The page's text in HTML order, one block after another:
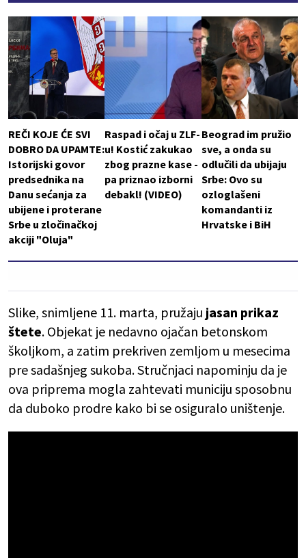
REČI KOJE ĆE SVI
DOBRO DA UPAMTE:
Istorijski govor
predsednika na
Danu sećanja za
ubijene i proterane
Srbe u zločinačkoj
akciji "Oluja"
Raspad i očaj u ZLF-
u! Kostić zakukao
zbog prazne kase -
pa priznao izborni
debakl! (VIDEO)
Beograd im pružio
sve, a onda su
odlučili da ubijaju
Srbe: Ovo su
ozloglašeni
komandanti iz
Hrvatske i BiH
Slike, snimljene 11. marta, pružaju jasan prikaz
štete. Objekat je nedavno ojačan betonskom
školjkom, a zatim prekriven zemljom u mesecima
pre sadašnjeg sukoba. Stručnjaci napominju da je
ova priprema mogla zahtevati municiju sposobnu
da duboko prodre kako bi se osiguralo uništenje.